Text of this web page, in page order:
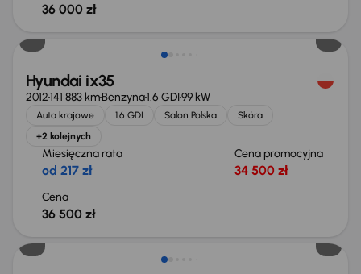
36 000 zł
Świeżo skupione
Hyundai ix35
2012141 883 kmBenzyna1.6 GDI99 kW
Auta krajowe 1.6 GDI Salon Polska
Skóra
+2 kolejnych
Miesięczna rata
od 217 zł
Cena promocyjna
34 500 zł
Cena
36 500 zł
Świeżo skupione